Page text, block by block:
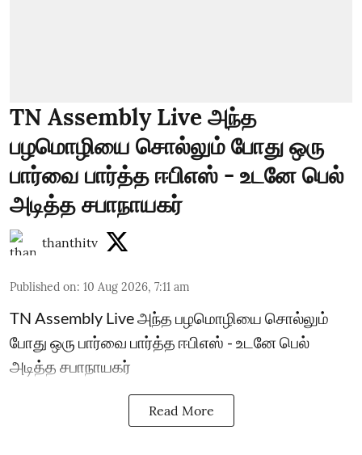
TN Assembly Live அந்த
பழமொழியை சொல்லும் போது ஒரு
பார்வை பார்த்த ஈபிஎஸ் - உடனே பெல்
அடித்த சபாநாயகர்
thanthitv
Published on: 10 Aug 2026, 7:11 am
TN Assembly Live அந்த பழமொழியை சொல்லும்
போது ஒரு பார்வை பார்த்த ஈபிஎஸ் - உடனே பெல்
அடித்த சபாநாயகர்
Read More